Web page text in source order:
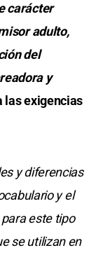
carácter
adulto,
del
y
las exigencias
y diferencias
y el
este tipo
se utilizan en